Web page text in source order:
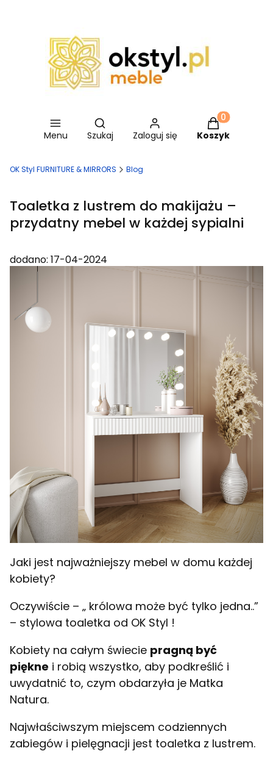
Menu
Otwórz wyszukiwarkę
Szukaj Zaloguj się
Produkty w
Koszyk
OK Styl FURNITURE & MIRRORS Blog
Toaletka z lustrem do makijażu –
przydatny mebel w każdej sypialni
dodano: 17-04-2024
Jaki jest najważniejszy mebel w domu każdej
kobiety?
Oczywiście – „ królowa może być tylko jedna..”
– stylowa toaletka od OK Styl !
Kobiety na całym świecie pragną być
piękne i robią wszystko, aby podkreślić i
uwydatnić to, czym obdarzyła je Matka
Natura.
Najwłaściwszym miejscem codziennych
zabiegów i pielęgnacji jest toaletka z lustrem.